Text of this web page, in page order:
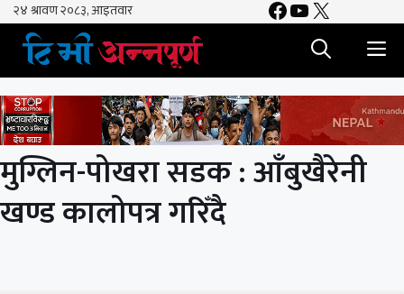
Skip
content
Facebook
YouTube
X
मुग्लिन-पोखरा सडक : आँबुखैरेनी
खण्ड कालोपत्र गरिँदै